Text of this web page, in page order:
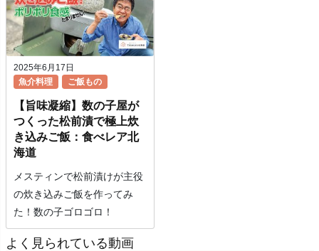
2025年6月17日
魚介料理
ご飯もの
【旨味凝縮】数の子屋が
つくった松前漬で極上炊
き込みご飯：食べレア北
海道
メスティンで松前漬けが主役
の炊き込みご飯を作ってみ
た！数の子ゴロゴロ！
よく見られている動画